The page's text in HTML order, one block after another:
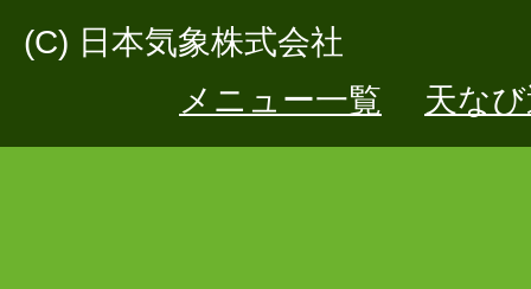
(C) 日本気象株式会社
メニュー一覧
天な